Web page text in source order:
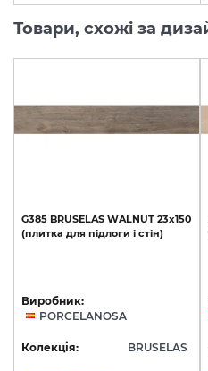
Товари, схожі за
G385 BRUSELAS WALNUT 23x150
(плитка для підлоги і стін)
Виробник:
PORCELANOSA
Колекція: BRUSELAS